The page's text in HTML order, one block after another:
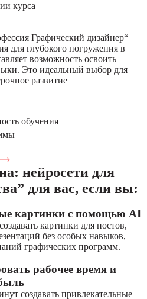
курса
Графический дизайнер“
для глубокого погружения в
возможность освоить
Это идеальный выбор для
развитие
обучения
нейросети для
для вас, если вы:
картинки с помощью AI
картинки для постов,
без особых навыков,
графических программ.
рабочее время и
создавать привлекательные